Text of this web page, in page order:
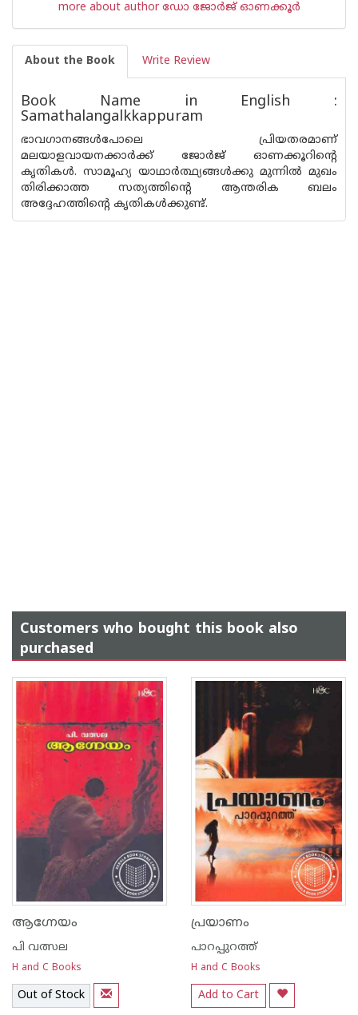
more about author ഡോ ജോര്‍ജ് ഓണക്കൂര്‍
About the Book Write Review
Book Name in English :
Samathalangalkkappuram
ഭാവഗാനങ്ങള്‍പോലെ പ്രിയതരമാണ്
മലയാളവായനക്കാര്‍ക്ക് ജോര്‍ജ് ഓണക്കൂറിന്റെ
കൃതികള്‍. സാമൂഹ്യ യാഥാര്‍ത്ഥ്യങ്ങള്‍ക്കു മുന്നില്‍ മുഖം
തിരിക്കാത്ത സത്യത്തിന്റെ ആന്തരിക ബലം
അദ്ദേഹത്തിന്റെ കൃതികള്‍ക്കുണ്ട്.
Customers who bought this book also
purchased
ആഗ്നേയം
പി വത്സല
H and C Books
Out of Stock
പ്രയാണം
പാറപ്പുറത്ത്‌
H and C Books
Add to Cart